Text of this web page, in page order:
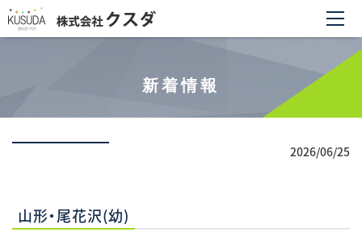
新着情報
2026/06/25
山形・尾花沢(幼)